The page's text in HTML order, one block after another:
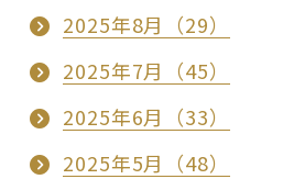
2025年8月（29）
2025年7月（45）
2025年6月（33）
2025年5月（48）